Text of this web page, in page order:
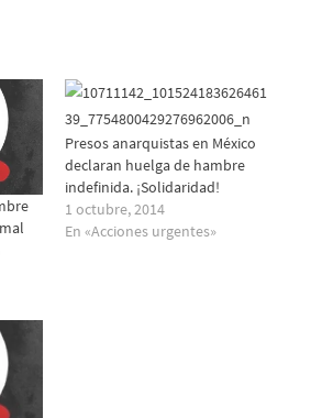
Presos anarquistas en México
declaran huelga de hambre
indefinida. ¡Solidaridad!
1 octubre, 2014
En «Acciones urgentes»